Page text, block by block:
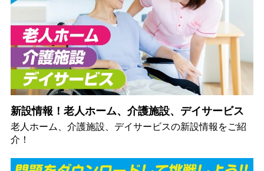
新設情報！老人ホーム、介護施設、デイサービス
老人ホーム、介護施設、デイサービスの新設情報をご紹
介！